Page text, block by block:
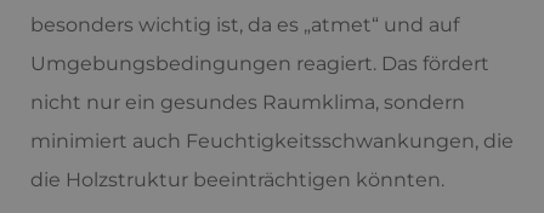
besonders wichtig ist, da es „atmet“ und auf
Umgebungsbedingungen reagiert. Das fördert
nicht nur ein gesundes Raumklima, sondern
minimiert auch Feuchtigkeitsschwankungen, die
die Holzstruktur beeinträchtigen könnten.